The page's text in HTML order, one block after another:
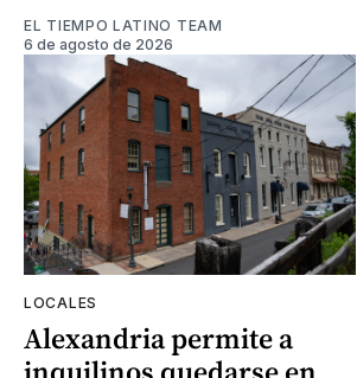
EL TIEMPO LATINO TEAM
6 de agosto de 2026
LOCALES
Alexandria permite a